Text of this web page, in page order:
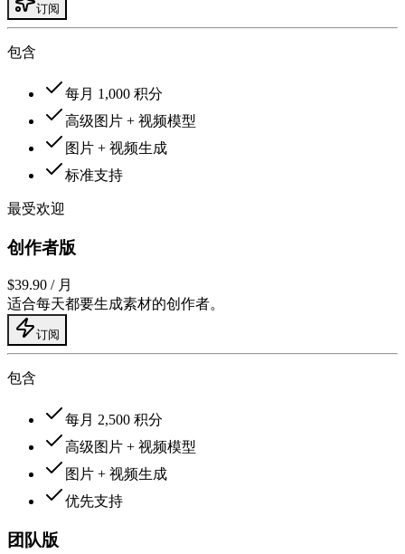
订阅
包含
每月 1,000 积分
高级图片 + 视频模型
图片 + 视频生成
标准支持
最受欢迎
创作者版
$39.90 / 月
适合每天都要生成素材的创作者。
订阅
包含
每月 2,500 积分
高级图片 + 视频模型
图片 + 视频生成
优先支持
团队版